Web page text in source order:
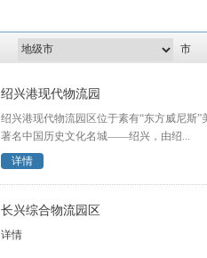
市
绍兴港现代物流园
绍兴港现代物流园区位于素有“东方威尼斯”
著名中国历史文化名城——绍兴，由绍...
详情
长兴综合物流园区
详情